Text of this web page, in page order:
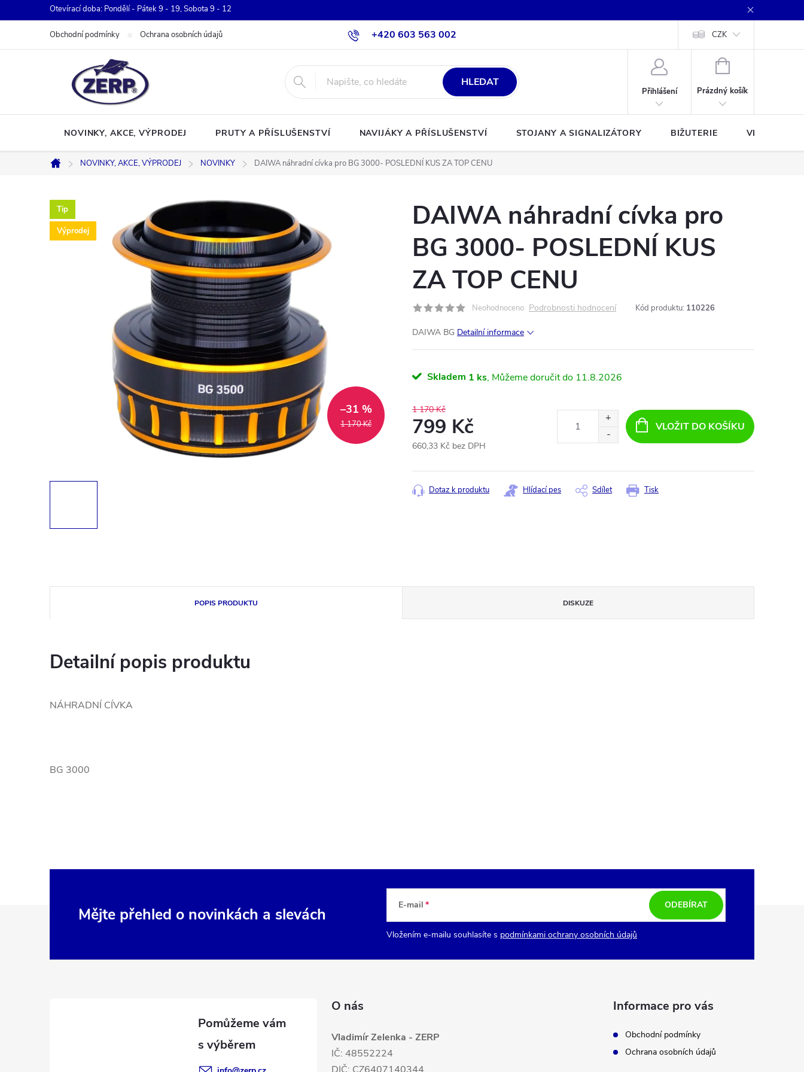
na
Otevírací doba: Pondělí - Pátek 9 - 19, Sobota 9 - 12
+420 603 563 002
Obchodní podmínky Ochrana osobních údajů CZK
HLEDAT
Přihlášení
NÁKUPNÍ
Prázdný košík
NOVINKY, AKCE, VÝPRODEJ PRUTY A PŘÍSLUŠENSTVÍ NAVIJÁKY A PŘÍSLUŠENSTVÍ STOJANY A SIGNALIZÁTORY BIŽUTERIE VLASCE A
Domů
NOVINKY, AKCE, VÝPRODEJ NOVINKY DAIWA náhradní cívka pro BG 3000- POSLEDNÍ KUS ZA TOP CENU
Tip
Výprodej
1 170 Kč
–31 %
DAIWA náhradní cívka pro
BG 3000- POSLEDNÍ KUS
ZA TOP CENU
Neohodnoceno Podrobnosti hodnocení Kód produktu: 110226
DAIWA BG Detailní informace
Skladem 1 ks 11.8.2026
1 170 Kč
799 Kč
660,33 Kč bez DPH
cena:
VLOŽIT DO KOŠÍKU
Tisk
Dotaz k produktu Hlídací pes Sdílet
POPIS PRODUKTU DISKUZE
Detailní popis produktu
NÁHRADNÍ CÍVKA
BG 3000
Mějte přehled o novinkách a slevách E-mail
Vložením e-mailu souhlasíte s podmínkami ochrany osobních údajů
ODEBÍRAT
O nás
Vladimír Zelenka - ZERP
IČ: 48552224
Informace pro vás
Obchodní podmínky
Ochrana osobních údajů